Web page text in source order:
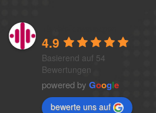
4.9
Basierend auf 54
Bewertungen
powered by Google
bewerte uns auf